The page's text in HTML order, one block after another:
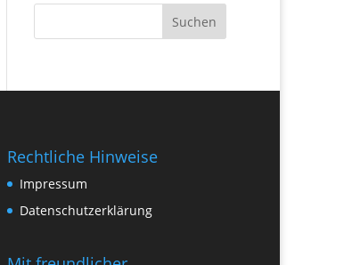
Rechtliche Hinweise
Impressum
Datenschutzerklärung